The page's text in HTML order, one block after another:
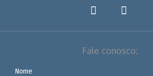
Fale conosco:
Nome